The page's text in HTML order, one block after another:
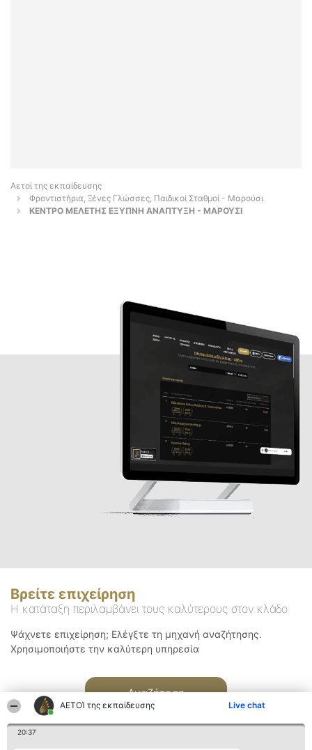
ΑΕΤΟΊ της εκπαίδευσης Live chat
20:37
Αετοί της εκπαίδευσης
Φροντιστήρια, Ξένες Γλώσσες, Παιδικοί Σταθμοί - Μαρούσι
ΚΕΝΤΡΟ ΜΕΛΕΤΗΣ ΕΞΥΠΝΗ ΑΝΑΠΤΥΞΗ - ΜΑΡΟΥΣΙ
Βρείτε επιχείρηση
Η κατάταξη περιλαμβάνει τους καλύτερους στον κλάδο
Ψάχνετε επιχείρηση; Ελέγξτε τη μηχανή αναζήτησης.
Χρησιμοποιήστε την καλύτερη υπηρεσία
Αναζήτηση